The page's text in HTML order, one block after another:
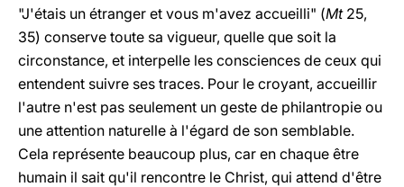
"J'étais un étranger et vous m'avez accueilli" (Mt25,
35) conserve toute sa vigueur, quelle que soit la
circonstance, et interpelle les consciences de ceux qui
entendent suivre ses traces. Pour le croyant, accueillir
l'autre n'est pas seulement un geste de philantropie ou
une attention naturelle à l'égard de son semblable.
Cela représente beaucoup plus, car en chaque être
humain il sait qu'il rencontre le Christ, qui attend d'être